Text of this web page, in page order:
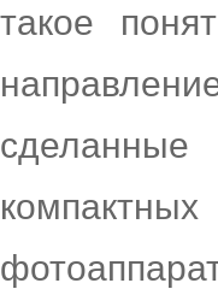
такое